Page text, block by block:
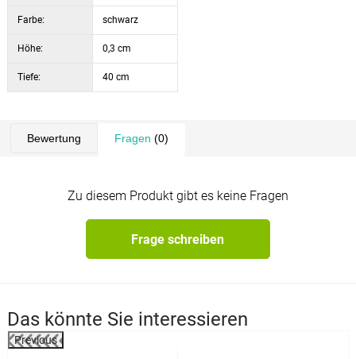
Farbe: schwarz
Höhe: 0,3 cm
Tiefe: 40 cm
Bewertung Fragen (0)
Zu diesem Produkt gibt es keine Fragen
Frage schreiben
Das könnte Sie interessieren
Previous